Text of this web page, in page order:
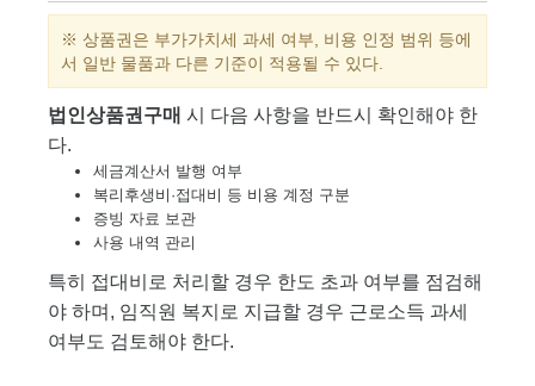
※ 상품권은 부가가치세 과세 여부, 비용 인정 범위 등에
서 일반 물품과 다른 기준이 적용될 수 있다.
법인상품권구매 시 다음 사항을 반드시 확인해야 한
다.
세금계산서 발행 여부
복리후생비·접대비 등 비용 계정 구분
증빙 자료 보관
사용 내역 관리
특히 접대비로 처리할 경우 한도 초과 여부를 점검해
야 하며, 임직원 복지로 지급할 경우 근로소득 과세
여부도 검토해야 한다.